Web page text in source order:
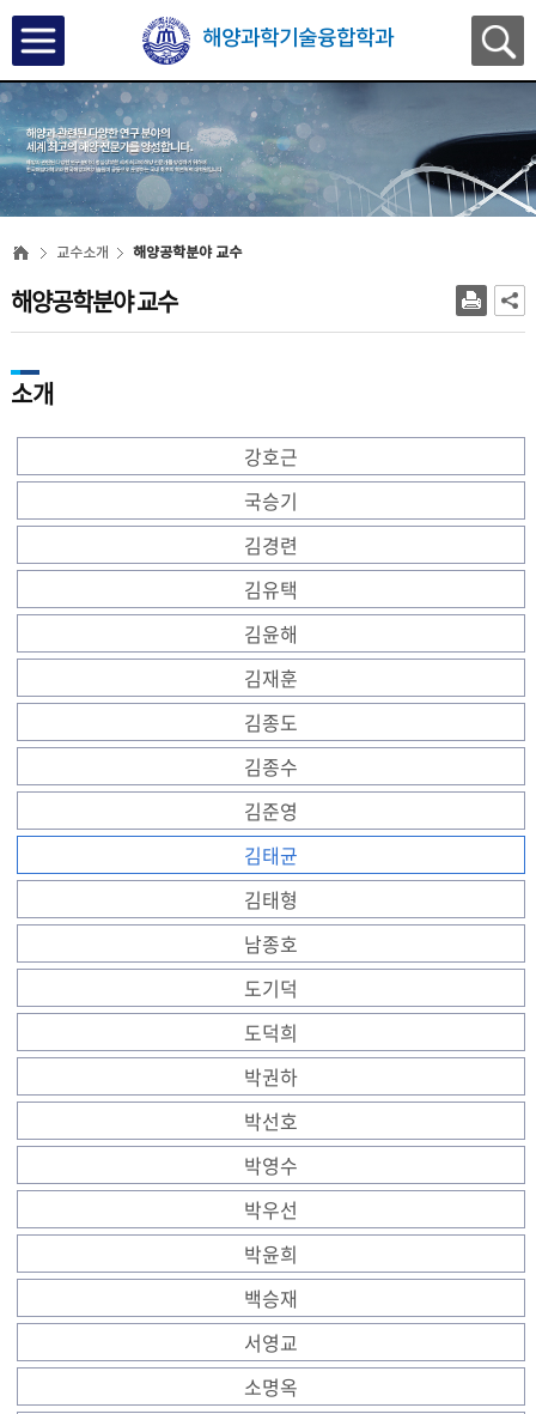
해양과학기술융합학과
교수소개 해양공학분야 교수
해양공학분야 교수
소개
강호근
국승기
김경련
김유택
김윤해
김재훈
김종도
김종수
김준영
김태균
김태형
남종호
도기덕
도덕희
박권하
박선호
박영수
박우선
박윤희
백승재
서영교
소명옥